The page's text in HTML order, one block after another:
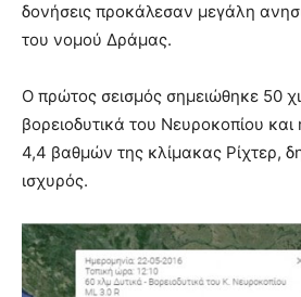
δονήσεις προκάλεσαν μεγάλη
του νομού Δράμας.
Ο πρώτος σεισμός σημειώθηκε 50
βορειοδυτικά του Νευροκοπίου
4,4 βαθμών της κλίμακας Ρίχτερ,
ισχυρός.